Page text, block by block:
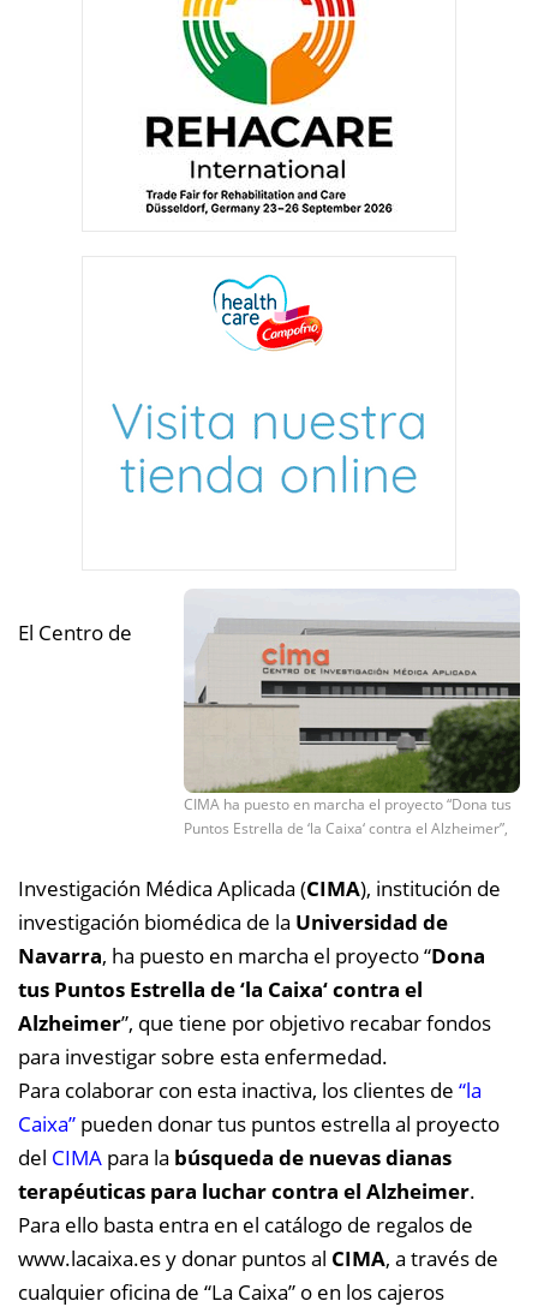
CIMA ha puesto en marcha el proyecto “Dona tus
Puntos Estrella de ‘la Caixa‘ contra el Alzheimer”,
El Centro de
Investigación Médica Aplicada (CIMA), institución de
investigación biomédica de la Universidad de
Navarra, ha puesto en marcha el proyecto “Dona
tus Puntos Estrella de ‘la Caixa‘ contra el
Alzheimer”, que tiene por objetivo recabar fondos
para investigar sobre esta enfermedad.
Para colaborar con esta inactiva, los clientes de “la
Caixa” pueden donar tus puntos estrella al proyecto
del CIMA para la búsqueda de nuevas dianas
terapéuticas para luchar contra el Alzheimer.
Para ello basta entra en el catálogo de regalos de
www.lacaixa.es y donar puntos al CIMA, a través de
cualquier oficina de “La Caixa” o en los cajeros